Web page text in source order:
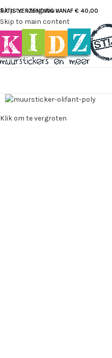
Skip to navigation
Skip to main content
VERZENDING VANAF € 40,00
Klik om te vergroten